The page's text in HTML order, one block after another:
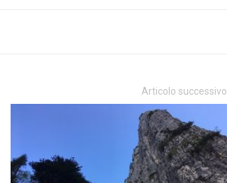
Articolo successivo